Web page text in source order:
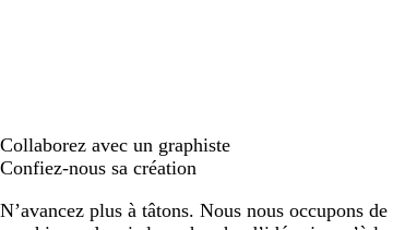
Collaborez avec un graphiste
Confiez-nous sa création
N’avancez plus à tâtons. Nous nous occupons